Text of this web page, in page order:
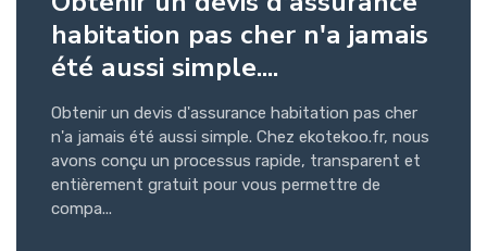
habitation pas cher n'a jamais
été aussi simple....
Obtenir un devis d'assurance habitation pas cher
n'a jamais été aussi simple. Chez ekotekoo.fr, nous
avons conçu un processus rapide, transparent et
entièrement gratuit pour vous permettre de
compa...